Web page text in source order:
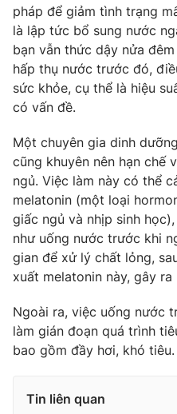
Liên hệ tòa soạn
Theo dõi báo trên
Cơ quan chủ quản:Đài Truyền
Cơ quan báo chí: Thời báo VTV
cấp ngày 29/12/2023
Tổng Biên tập:Vũ Thanh Thủy
Phó Tổng Biên tập:
Tổng đài VTV:024.38 355 931
pháp để giảm tình trạng
là lập tức bổ sung nước
bạn vẫn thức dậy nửa
hấp thụ nước trước đó,
sức khỏe, cụ thể là hiệu
có vấn đề.
Một chuyên gia dinh
cũng khuyên nên hạn chế
ngủ. Việc làm này có thể
melatonin (một loại
giấc ngủ và nhịp sinh
như uống nước trước khi
gian để xử lý chất lỏng,
xuất melatonin này, gây
Ngoài ra, việc uống nước
làm gián đoạn quá trình
bao gồm đầy hơi, khó tiêu.
Tin liên quan